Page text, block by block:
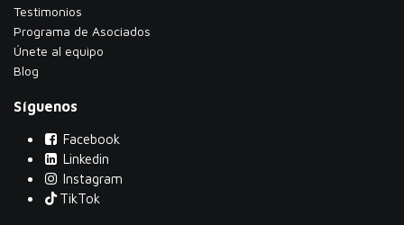
Testimonios
​Programa de Asociados
Únete al equipo
Blog
Síguenos
Facebook
Linkedin
Instagram
TikTok